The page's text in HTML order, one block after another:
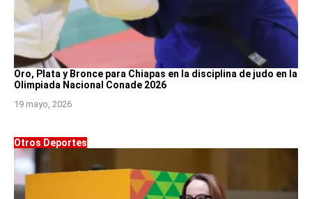
Oro, Plata y Bronce para Chiapas en la disciplina de judo en la
Olimpiada Nacional Conade 2026
19 mayo, 2026
Otros Deportes